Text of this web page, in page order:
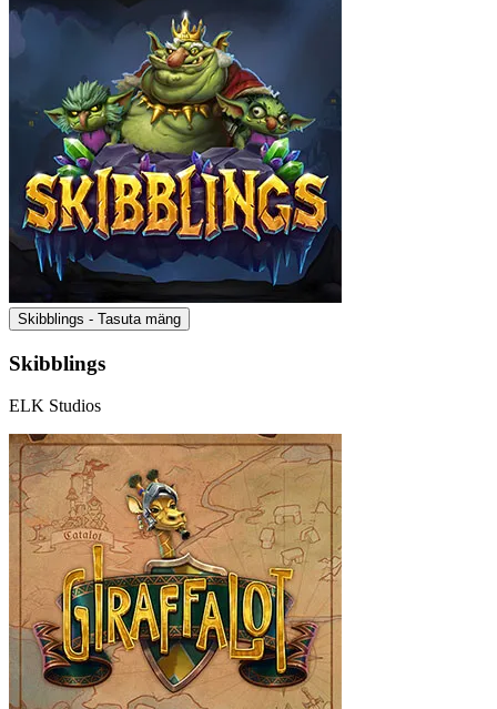
Skibblings - Tasuta mäng
Skibblings
ELK Studios